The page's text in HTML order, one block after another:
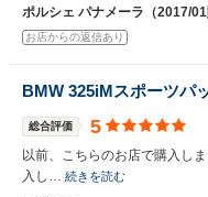
ポルシェ パナメーラ（2017/01
お店からの返信あり
BMW 325iMスポーツパ
総合評価 5
以前、こちらのお店で購入し
入し… 続きを読む